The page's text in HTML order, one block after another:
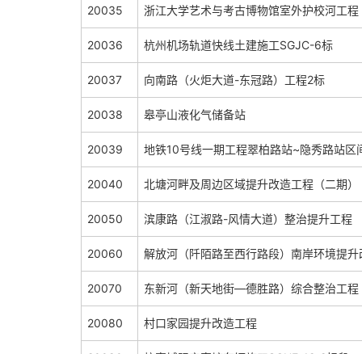
20035 浙江大学艺术与考古博物馆室外护校河工程
20036 杭州机场轨道快线土建施工SGJC-6标
20037 向南路（火炬大道-东冠路）工程2标
20038 皋亭山液化气储备站
20039 地铁10号线一期工程翠柏路站~隐秀路站区
20040 北塘河畔及周边区域提升改造工程（二期）
20050 滨康路（江淑路-风情大道）整治提升工程
20060 解放河（阡陌路至西行路段）南岸环境提升
20070 东新河（新天地街—德胜路）综合整治工程
20080 村口家园提升改造工程